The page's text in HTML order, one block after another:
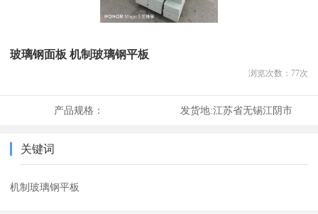
玻璃钢面板 机制玻璃钢平板
浏览次数： 77次
产品规格： 发货地:江苏省无锡江阴市
关键词
机制玻璃钢平板